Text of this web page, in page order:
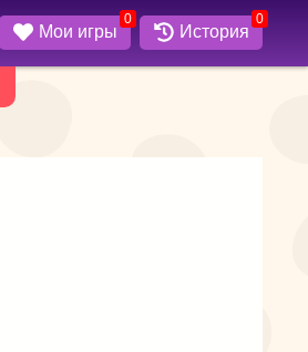
Мои игры
0
История
0